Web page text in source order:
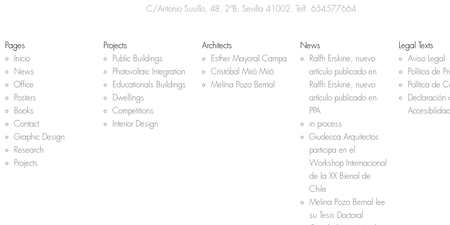
r o r p
C/Antonio Susillo, 48, 2ºB, Sevilla 41002. Telf. 654577664
Pages
Inicio
News
Office
Posters
Books
Contact
Graphic Design
Research
Projects
Projects
Public Buildings
Photovoltaic Integration
Educationals Buildings
Dwellings
Competitions
Interior Design
Architects
Esther Mayoral Campa
Cristóbal Miró Miró
Melina Pozo Bernal
News
Ralfh Erskine, nuevo
artículo publicado en
Ralfh Erskine, nuevo
artículo publicado en
PPA
in process
Giudecca Arquitectos
participa en el
Workshop Internacional
de la XX Bienal de
Chile
Melina Pozo Bernal lee
su Tesis Doctoral
Legal Texts
Aviso Legal
Política de
Política de
Declaración
Accesibilidad